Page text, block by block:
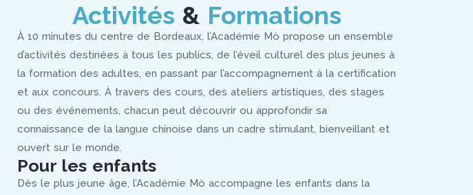
Activités & Formations
À 10 minutes du centre de Bordeaux, l’Académie Mò propose un ensemble
d’activités destinées à tous les publics, de l’éveil culturel des plus jeunes à
la formation des adultes, en passant par l’accompagnement à la certification
et aux concours. À travers des cours, des ateliers artistiques, des stages
ou des événements, chacun peut découvrir ou approfondir sa
connaissance de la langue chinoise dans un cadre stimulant, bienveillant et
ouvert sur le monde.
Pour les enfants
Dès le plus jeune âge, l’Académie Mò accompagne les enfants dans la